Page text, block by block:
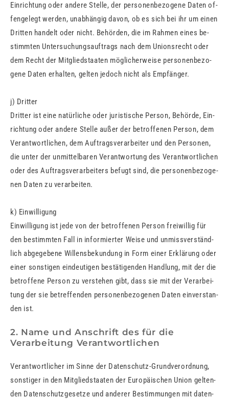
Ein­rich­tung oder an­de­re Stel­le, der per­so­nen­be­zo­ge­ne Daten of­
fen­ge­legt wer­den, un­ab­hän­gig davon, ob es sich bei ihr um einen
Drit­ten han­delt oder nicht. Be­hör­den, die im Rah­men eines be­
stimm­ten Un­ter­su­chungs­auf­trags nach dem Uni­ons­recht oder
dem Recht der Mit­glied­staa­ten mög­li­cher­wei­se per­so­nen­be­zo­
ge­ne Daten er­hal­ten, gel­ten je­doch nicht als Emp­fän­ger.
j) Drit­ter
Drit­ter ist eine na­tür­li­che oder ju­ris­ti­sche Per­son, Be­hör­de, Ein­
rich­tung oder an­de­re Stel­le außer der be­trof­fe­nen Per­son, dem
Ver­ant­wort­li­chen, dem Auf­trags­ver­ar­bei­ter und den Per­so­nen,
die unter der un­mit­tel­ba­ren Ver­ant­wor­tung des Ver­ant­wort­li­chen
oder des Auf­trags­ver­ar­bei­ters be­fugt sind, die per­so­nen­be­zo­ge­
nen Daten zu ver­ar­bei­ten.
k) Ein­wil­li­gung
Ein­wil­li­gung ist jede von der be­trof­fe­nen Per­son frei­wil­lig für
den be­stimm­ten Fall in in­for­mier­ter Weise und un­miss­ver­ständ­
lich ab­ge­ge­be­ne Wil­lens­be­kun­dung in Form einer Er­klä­rung oder
einer sons­ti­gen ein­deu­ti­gen be­stä­ti­gen­den Hand­lung, mit der die
be­trof­fe­ne Per­son zu ver­ste­hen gibt, dass sie mit der Ver­ar­bei­
tung der sie be­tref­fen­den per­so­nen­be­zo­ge­nen Daten ein­ver­stan­
den ist.
2. Name und Anschrift des für die
Verarbeitung Verantwortlichen
Ver­ant­wort­li­cher im Sinne der Da­ten­schutz-Grund­ver­ord­nung,
sons­ti­ger in den Mit­glied­staa­ten der Eu­ro­päi­schen Union gel­ten­
den Da­ten­schutz­ge­set­ze und an­de­rer Be­stim­mun­gen mit da­ten­